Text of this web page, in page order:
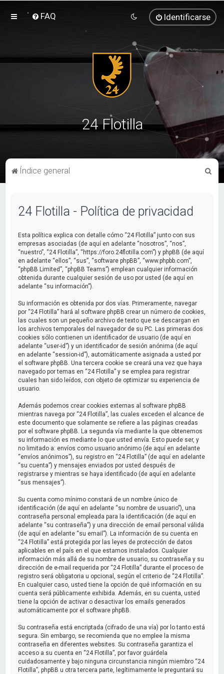
FAQ Identificarse
24 Flotilla
Índice general
24 Flotilla - Política de privacidad
Esta política explica con detalle cómo “24 Flotilla” junto con sus
empresas asociadas (de aquí en adelante “nosotros”, “nos”,
“nuestro”, “24 Flotilla”, “https://foro.24flotilla.com”) y phpBB (de aquí
en adelante “ellos”, “sus”, “software phpBB”, “www.phpbb.com”,
“phpBB Limited”, “phpBB Teams”) emplean cualquier información
obtenida durante cualquier sesión de uso por usted (de aquí en
adelante “su información”).
Su información es obtenida por dos vías. Primeramente, navegar
por “24 Flotilla” hará al software phpBB crear un número de cookies,
las cuales son un pequeño archivo de texto que se descargan en
los archivos temporales del navegador de su PC. Las primeras dos
cookies sólo contienen un identificador de usuario (de aquí en
adelante “user-id”) y un identificador de sesión anónima (de aquí
en adelante “session-id”), automáticamente asignada a usted por
el software phpBB. Una tercera cookie se creará una vez que haya
navegado por temas en “24 Flotilla” y se emplea para registrar
cuales han sido leídos, con objeto de optimizar su experiencia de
usuario.
Además podemos crear cookies externas al software phpBB
mientras navega por “24 Flotilla”, las cuales exceden el alcance de
este documento que solamente se refiere a las páginas creadas
por el software phpBB. La segunda vía mediante la que obtenemos
su información es mediante lo que usted envía. Esto puede ser, y
no limitado a: envíos como usuario anónimo (de aquí en adelante
“envíos anónimos”), su registro en “24 Flotilla” (de aquí en adelante
“su cuenta”) y mensajes enviados por usted después de
registrarse y mientras se haya identificado (de aquí en adelante
“sus mensajes”).
Su cuenta como mínimo constará de un nombre único de
identificación (de aquí en adelante “su nombre de usuario”), una
contraseña personal empleada para la identificación (de aquí en
adelante “su contraseña”) y una dirección de email personal válida
(de aquí en adelante “su email”). La información de su cuenta en
“24 Flotilla” está protegida por las leyes de protección de datos
aplicables en el país en el que estamos instalados. Cualquier
información más allá de su nombre de usuario, su contraseña y su
dirección de e-mail requerida por “24 Flotilla” durante el proceso de
registro será obligatoria u opcional, según el criterio de “24 Flotilla”.
En cualquier caso, usted tiene la opción de qué información en su
cuenta será públicamente exhibida. Además, en su cuenta, usted
tiene la opción de activar o desactivar los emails generados
automáticamente por el software phpBB.
Su contraseña está encriptada (cifrado de una vía) por lo tanto está
segura. Sin embargo, se recomienda que no emplee la misma
contraseña en diferentes websites. Su contraseña garantiza el
acceso a su cuenta en “24 Flotilla”, por favor guárdela
cuidadosamente y bajo ninguna circunstancia ningún miembro “24
Flotilla”, phpBB u otra tercera parte, legítimamente le preguntará su